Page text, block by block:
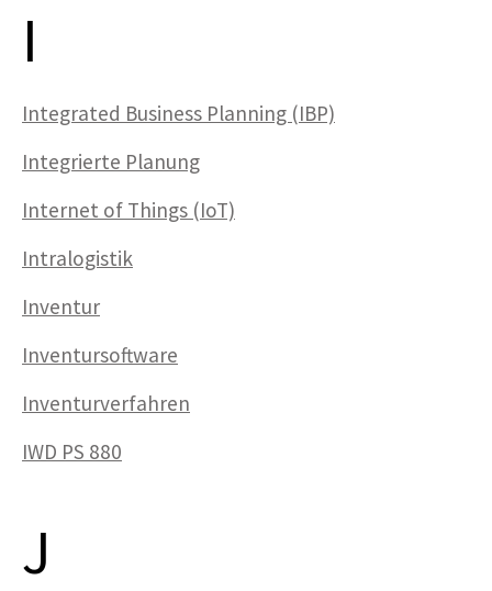
I
Integrated Business Planning (IBP)
Integrierte Planung
Internet of Things (IoT)
Intralogistik
Inventur
Inventursoftware
Inventurverfahren
IWD PS 880
J